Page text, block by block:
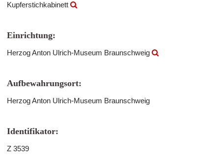
Kupferstichkabinett
Einrichtung:
Herzog Anton Ulrich-Museum Braunschweig
Aufbewahrungsort:
Herzog Anton Ulrich-Museum Braunschweig
Identifikator:
Z 3539